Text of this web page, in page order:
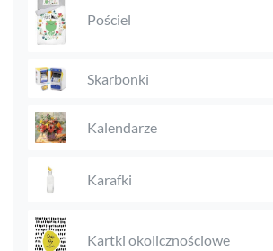
Pościel
Skarbonki
Kalendarze
Karafki
Kartki okolicznościowe